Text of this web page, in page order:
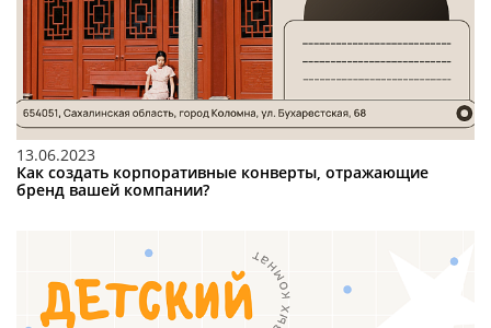
13.06.2023
Как создать корпоративные конверты, отражающие
бренд вашей компании?